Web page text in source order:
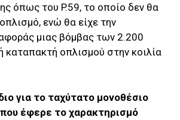
όπως του P.59, το οποίο δεν θα
ενώ θα είχε την
μιας βόμβας των 2.200
καταπακτή οπλισμού στην κοιλία
για το ταχύτατο μονοθέσιο
έφερε το χαρακτηρισμό